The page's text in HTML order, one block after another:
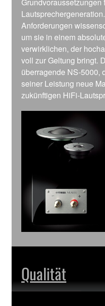
Anforderungen
um sie in einem
verwirklichen, der
voll zur Geltung bringt.
überragende NS-5000,
seiner Leistung neue
zukünftigen HiFi-
Qualität